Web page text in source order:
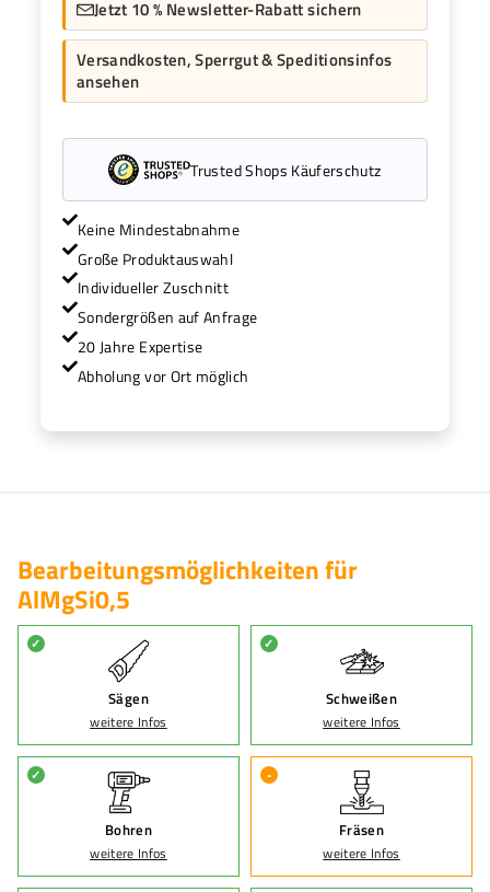
Jetzt 10 % Newsletter-Rabatt sichern
Versandkosten, Sperrgut & Speditionsinfos
ansehen
Trusted Shops Käuferschutz
Keine Mindestabnahme
Große Produktauswahl
Individueller Zuschnitt
Sondergrößen auf Anfrage
20 Jahre Expertise
Abholung vor Ort möglich
Bearbeitungsmöglichkeiten für
AlMgSi0,5
✓
Sägen
weitere Infos
✓
Schweißen
weitere Infos
✓
Bohren
weitere Infos
-
Fräsen
weitere Infos